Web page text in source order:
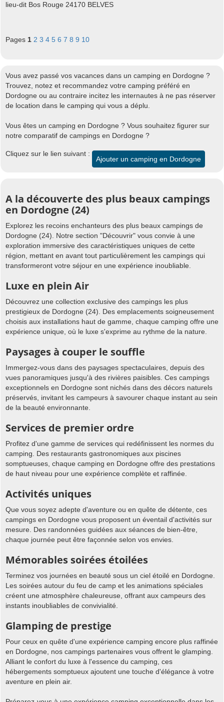
lieu-dit Bos Rouge 24170 BELVES
Pages 1 2 3 4 5 6 7 8 9 10
Vous avez passé vos vacances dans un camping en Dordogne ?
Trouvez, notez et recommandez votre camping préféré en
Dordogne ou au contraire incitez les internautes à ne pas réserver
de location dans le camping qui vous a déplu.
Vous êtes un camping en Dordogne ? Vous souhaitez figurer sur
notre comparatif de campings en Dordogne ?
Cliquez sur le lien suivant :
Ajouter un camping en Dordogne
A la découverte des plus beaux campings
en Dordogne (24)
Explorez les recoins enchanteurs des plus beaux campings de
Dordogne (24). Notre section "Découvrir" vous convie à une
exploration immersive des caractéristiques uniques de cette
région, mettant en avant tout particulièrement les campings qui
transformeront votre séjour en une expérience inoubliable.
Luxe en plein Air
Découvrez une collection exclusive des campings les plus
prestigieux de Dordogne (24). Des emplacements soigneusement
choisis aux installations haut de gamme, chaque camping offre une
expérience unique, où le luxe s'exprime au rythme de la nature.
Paysages à couper le souffle
Immergez-vous dans des paysages spectaculaires, depuis des
vues panoramiques jusqu'à des rivières paisibles. Ces campings
exceptionnels en Dordogne sont nichés dans des décors naturels
préservés, invitant les campeurs à savourer chaque instant au sein
de la beauté environnante.
Services de premier ordre
Profitez d'une gamme de services qui redéfinissent les normes du
camping. Des restaurants gastronomiques aux piscines
somptueuses, chaque camping en Dordogne offre des prestations
de haut niveau pour une expérience complète et raffinée.
Activités uniques
Que vous soyez adepte d'aventure ou en quête de détente, ces
campings en Dordogne vous proposent un éventail d'activités sur
mesure. Des randonnées guidées aux séances de bien-être,
chaque journée peut être façonnée selon vos envies.
Mémorables soirées étoilées
Terminez vos journées en beauté sous un ciel étoilé en Dordogne.
Les soirées autour du feu de camp et les animations spéciales
créent une atmosphère chaleureuse, offrant aux campeurs des
instants inoubliables de convivialité.
Glamping de prestige
Pour ceux en quête d'une expérience camping encore plus raffinée
en Dordogne, nos campings partenaires vous offrent le glamping.
Alliant le confort du luxe à l'essence du camping, ces
hébergements somptueux ajoutent une touche d'élégance à votre
aventure en plein air.